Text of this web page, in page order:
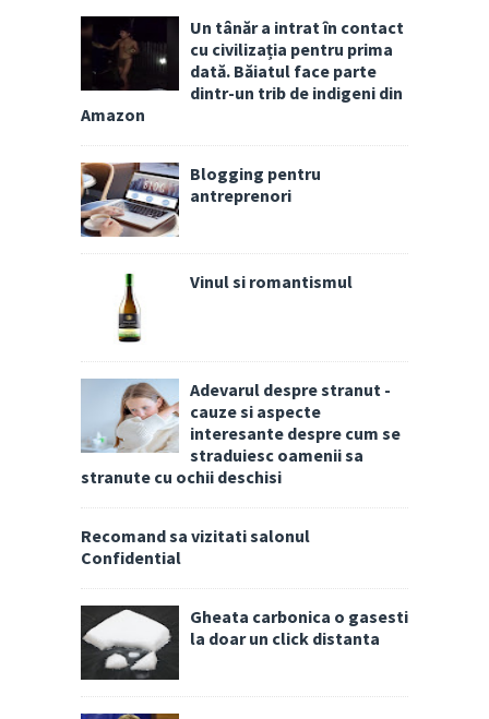
Un tânăr a intrat în contact
cu civilizația pentru prima
dată. Băiatul face parte
dintr-un trib de indigeni din
Amazon
Blogging pentru
antreprenori
Vinul si romantismul
Adevarul despre stranut -
cauze si aspecte
interesante despre cum se
straduiesc oamenii sa
stranute cu ochii deschisi
Recomand sa vizitati salonul
Confidential
Gheata carbonica o gasesti
la doar un click distanta